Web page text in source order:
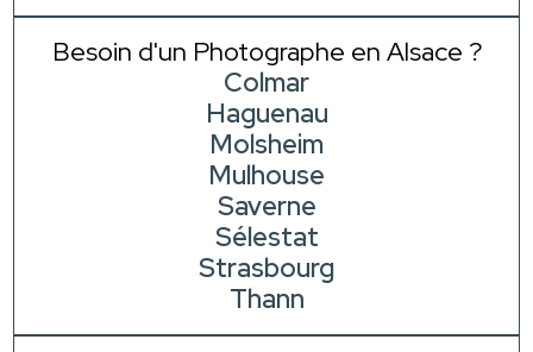
Besoin d'un Photographe en Alsace ?
Colmar
Haguenau
Molsheim
Mulhouse
Saverne
Sélestat
Strasbourg
Thann